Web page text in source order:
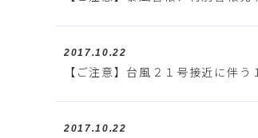
2017.10.22
【ご注意】台風２１号接近に伴
2017.10.22